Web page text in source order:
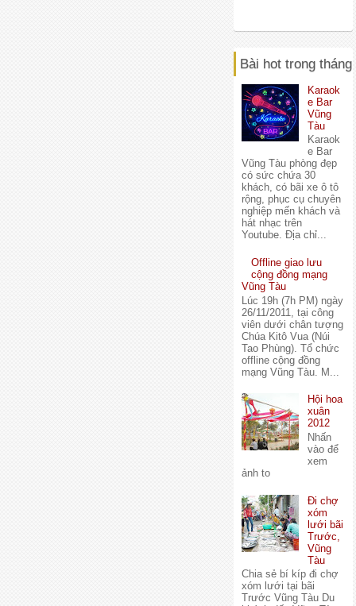
Bài hot trong tháng
Karaok
e Bar
Vũng
Tàu
Karaok
e Bar
Vũng Tàu phòng đẹp
có sức chứa 30
khách, có bãi xe ô tô
rộng, phục cụ chuyên
nghiệp mến khách và
hát nhạc trên
Youtube. Địa chỉ...
Offline giao lưu
cộng đồng mạng
Vũng Tàu
Lúc 19h (7h PM) ngày
26/11/2011, tại công
viên dưới chân tượng
Chúa Kitô Vua (Núi
Tao Phùng). Tổ chức
offline cộng đồng
mạng Vũng Tàu. M...
Hội hoa
xuân
2012
Nhấn
vào để
xem
ảnh to
Đi chợ
xóm
lưới bãi
Trước,
Vũng
Tàu
Chia sẻ bí kíp đi chợ
xóm lưới tại bãi
Trước Vũng Tàu Du